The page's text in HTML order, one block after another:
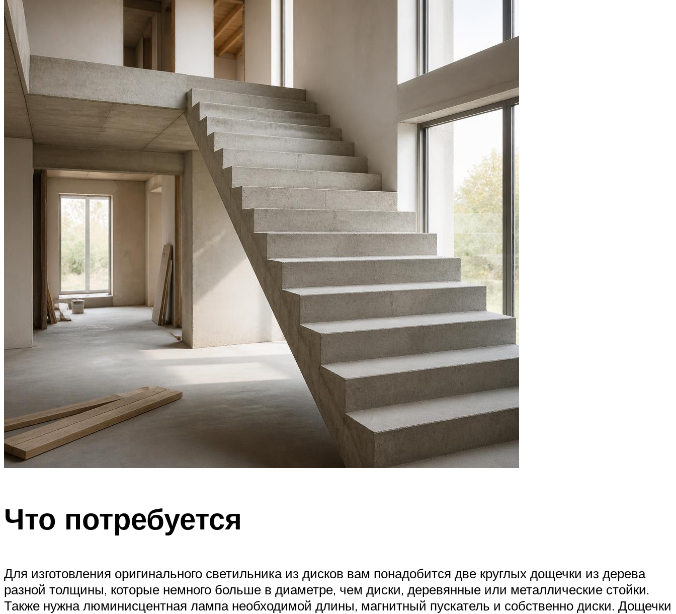
Что потребуется
Для изготовления оригинального светильника из дисков вам понадобится две круглых дощечки из дерева
разной толщины, которые немного больше в диаметре, чем диски, деревянные или металлические стойки.
Также нужна люминисцентная лампа необходимой длины, магнитный пускатель и собственно диски. Дощечки